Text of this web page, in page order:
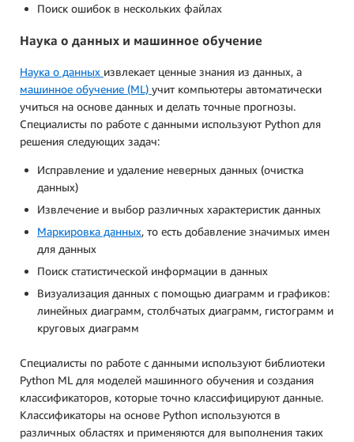
Поиск ошибок в нескольких файлах
Наука о данных и машинное обучение
Наука о данных извлекает ценные знания из данных, а
машинное обучение (ML) учит компьютеры автоматически
учиться на основе данных и делать точные прогнозы.
Специалисты по работе с данными используют Python для
решения следующих задач:
Исправление и удаление неверных данных (очистка
данных)
Извлечение и выбор различных характеристик данных
Маркировка данных, то есть добавление значимых имен
для данных
Поиск статистической информации в данных
Визуализация данных с помощью диаграмм и графиков:
линейных диаграмм, столбчатых диаграмм, гистограмм и
круговых диаграмм
Специалисты по работе с данными используют библиотеки
Python ML для моделей машинного обучения и создания
классификаторов, которые точно классифицируют данные.
Классификаторы на основе Python используются в
различных областях и применяются для выполнения таких